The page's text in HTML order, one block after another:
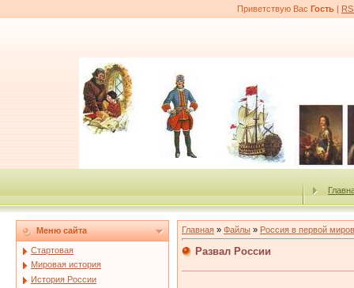
Приветствую Вас Гость |
Меню сайта
Стартовая
Мировая история
История России
Главная » Файлы » Россия в первой
Развал России